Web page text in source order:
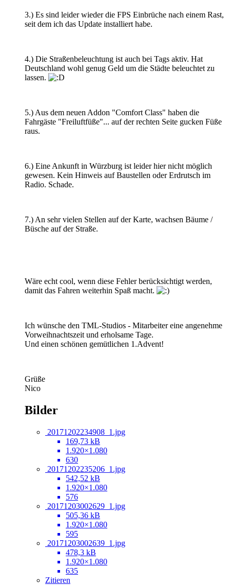
3.) Es sind leider wieder die FPS Einbrüche nach einem Rast,
seit dem ich das Update installiert habe.
4.) Die Straßenbeleuchtung ist auch bei Tags aktiv. Hat
Deutschland wohl genug Geld um die Städte beleuchtet zu
lassen.
5.) Aus dem neuen Addon "Comfort Class" haben die
Fahrgäste "Freiluftfüße"... auf der rechten Seite gucken Füße
raus.
6.) Eine Ankunft in Würzburg ist leider hier nicht möglich
gewesen. Kein Hinweis auf Baustellen oder Erdrutsch im
Radio. Schade.
7.) An sehr vielen Stellen auf der Karte, wachsen Bäume /
Büsche auf der Straße.
Wäre echt cool, wenn diese Fehler berücksichtigt werden,
damit das Fahren weiterhin Spaß macht.
Ich wünsche den TML-Studios - Mitarbeiter eine angenehme
Vorweihnachtszeit und erholsame Tage.
Und einen schönen gemütlichen 1.Advent!
Grüße
Nico
Bilder
20171202234908_1.jpg
169,73 kB
1.920×1.080
630
20171202235206_1.jpg
542,52 kB
1.920×1.080
576
20171203002629_1.jpg
505,36 kB
1.920×1.080
595
20171203002639_1.jpg
478,3 kB
1.920×1.080
635
Zitieren